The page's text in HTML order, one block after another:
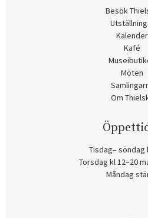
Besök
Kalender
Kafé
Möten
Om
Tisdag– söndag
Torsdag kl 12–20
Måndag